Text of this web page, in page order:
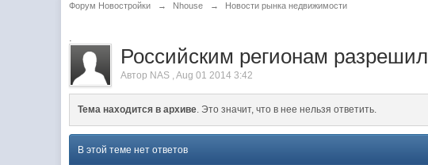
Форум Новостройки → Nhouse → Новости рынка недвижимости
.
Российским регионам
Автор NAS ,Aug 01 2014 3:42
Тема находится в архиве. Это значит, что в нее нельзя ответить.
В этой теме нет ответов